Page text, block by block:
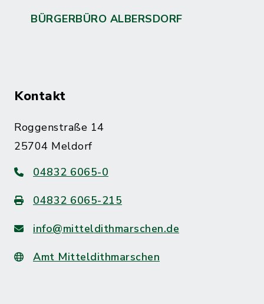
BÜRGERBÜRO ALBERSDORF
Kontakt
Roggenstraße 14
25704 Meldorf
04832 6065-0
04832 6065-215
info@mitteldithmarschen.de
Amt Mitteldithmarschen